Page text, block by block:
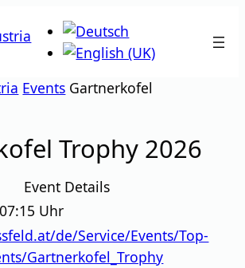
Events Gartnerkofel
Trophy 2026
Event Details
Uhr
de/Service/Events/Top-
Gartnerkofel_Trophy